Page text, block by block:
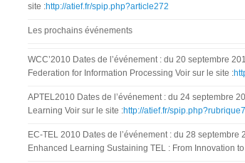
site :http://atief.fr/spip.php?article272
Les prochains événements
WCC’2010 Dates de l’événement : du 20 septembre
Federation for Information Processing Voir sur le site :
APTEL2010 Dates de l’événement : du 24 septembre
Learning Voir sur le site :http://atief.fr/
EC-TEL 2010 Dates de l’événement : du 28
Enhanced Learning Sustaining TEL : From Innovation